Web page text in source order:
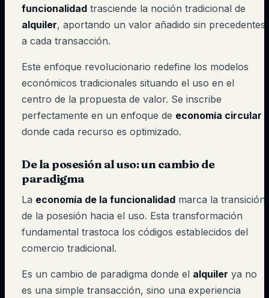
funcionalidad trasciende la noción tradicional de
alquiler, aportando un valor añadido sin precedentes
a cada transacción.
Este enfoque revolucionario redefine los modelos
económicos tradicionales situando el uso en el
centro de la propuesta de valor. Se inscribe
perfectamente en un enfoque de economía circular
donde cada recurso es optimizado.
De la posesión al uso: un cambio de
paradigma
La economía de la funcionalidad marca la transición
de la posesión hacia el uso. Esta transformación
fundamental trastoca los códigos establecidos del
comercio tradicional.
Es un cambio de paradigma donde el alquiler ya no
es una simple transacción, sino una experiencia